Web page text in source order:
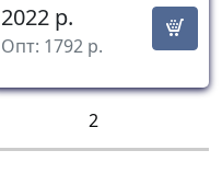
2022 р.
Опт: 1792 р.
2